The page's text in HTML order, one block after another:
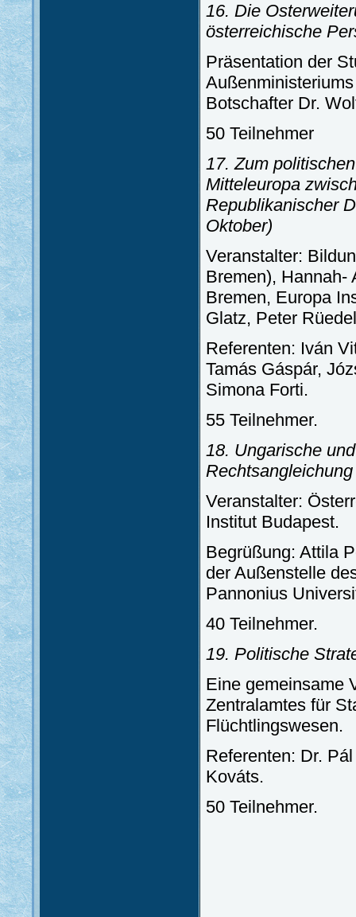
16. Die
österreichische
Präsentation der
Botschafter Dr.
50 Teilnehmer
17. Zum
Mitteleuropa
Republikanischer
Oktober)
Veranstalter:
Bremen), Hannah-
Bremen, Europa
Glatz, Peter
Referenten: Iván
Tamás Gáspár,
Simona Forti.
55 Teilnehmer.
18. Ungarische
Veranstalter:
Institut Budapest.
Begrüßung: Attila
der Außenstelle
Pannonius
40 Teilnehmer.
19. Politische
Eine gemeinsame
Zentralamtes für
Flüchtlingswesen.
Referenten: Dr.
Kováts.
50 Teilnehmer.